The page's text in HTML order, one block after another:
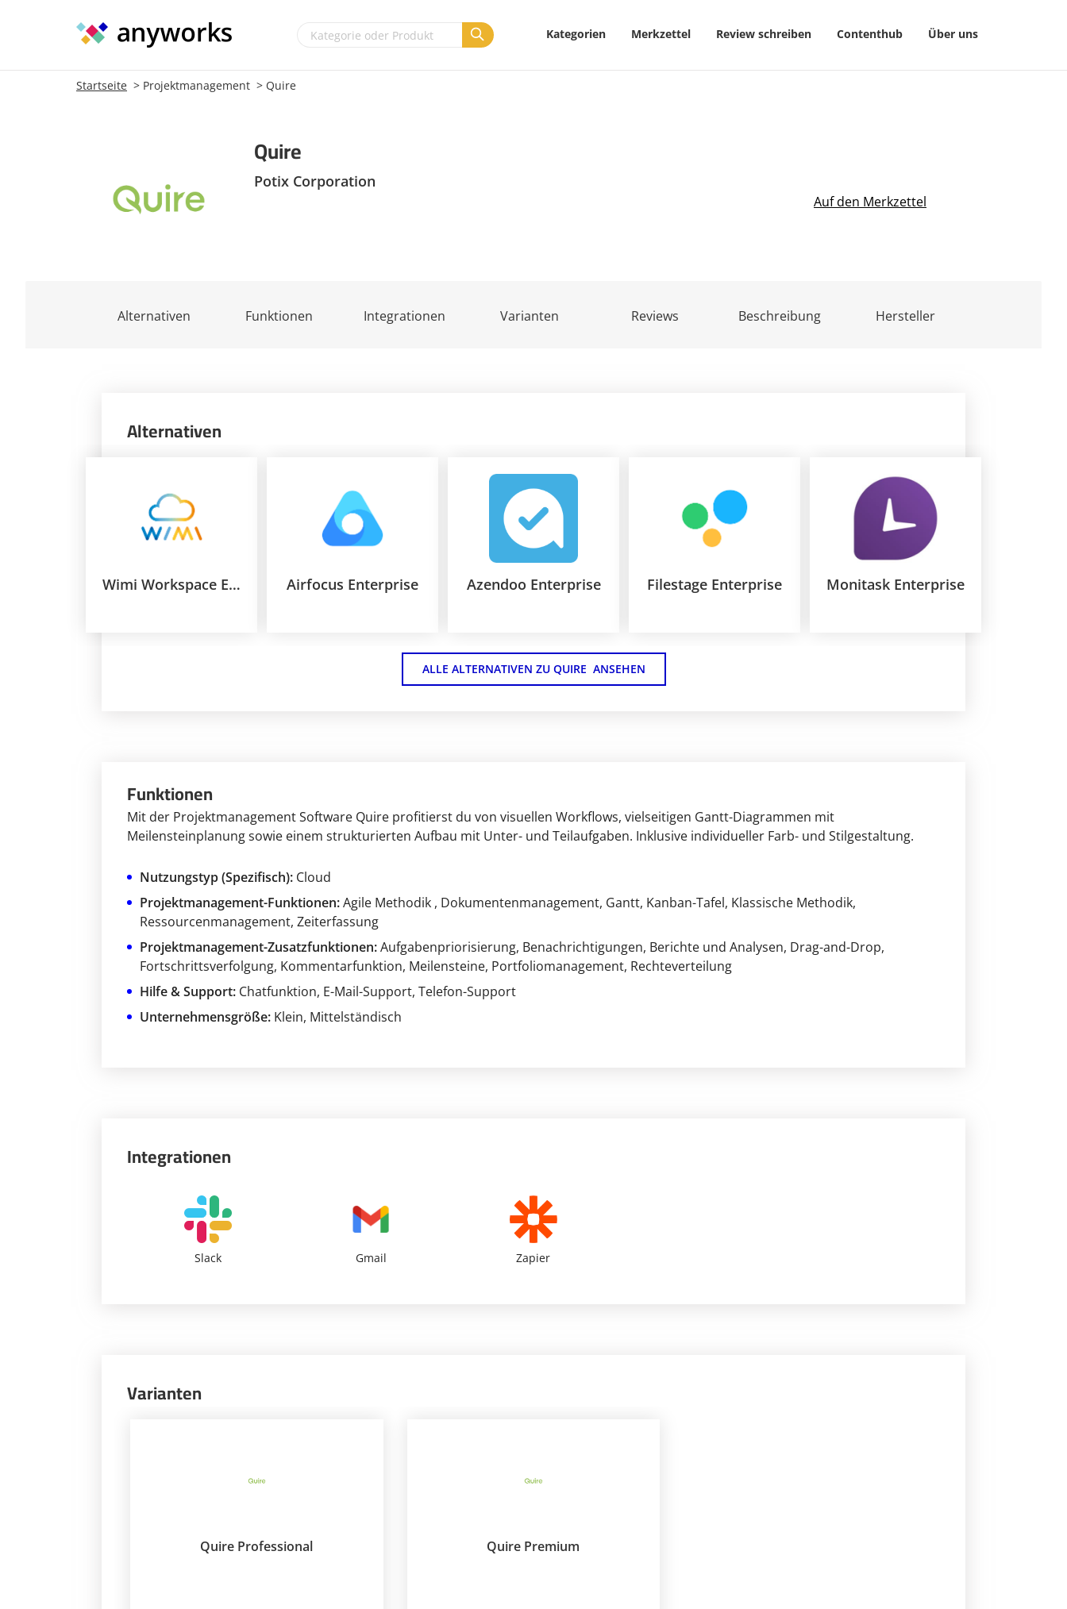
Kategorien Merkzettel Review schreiben Contenthub Über uns
Startseite Projektmanagement Quire
Quire
Potix Corporation
Auf den Merkzettel
Funktionen Integrationen Varianten Reviews
Alternativen Beschreibung Hersteller
Funktionen
Mit der Projektmanagement Software Quire profitierst du von visuellen Workflows, vielseitigen Gantt-Diagrammen mit
Meilensteinplanung sowie einem strukturierten Aufbau mit Unter- und Teilaufgaben. Inklusive individueller Farb- und Stilgestaltung.
Nutzungstyp (Spezifisch): Cloud
Projektmanagement-Funktionen:Agile Methodik , Dokumentenmanagement, Gantt, Kanban-Tafel, Klassische Methodik,
Ressourcenmanagement, Zeiterfassung
Projektmanagement-Zusatzfunktionen:Aufgabenpriorisierung, Benachrichtigungen, Berichte und Analysen, Drag-and-Drop,
Fortschrittsverfolgung, Kommentarfunktion, Meilensteine, Portfoliomanagement, Rechteverteilung
Hilfe & Support: Chatfunktion, E-Mail-Support, Telefon-Support
Unternehmensgröße: Klein, Mittelständisch
Integrationen
Slack Gmail Zapier
Varianten
Quire Professional Quire Premium
Alternativen
Wimi Workspace Enterprise Airfocus Enterprise Azendoo Enterprise Filestage Enterprise Monitask Enterprise
ALLE ALTERNATIVEN ZU QUIRE  ANSEHEN